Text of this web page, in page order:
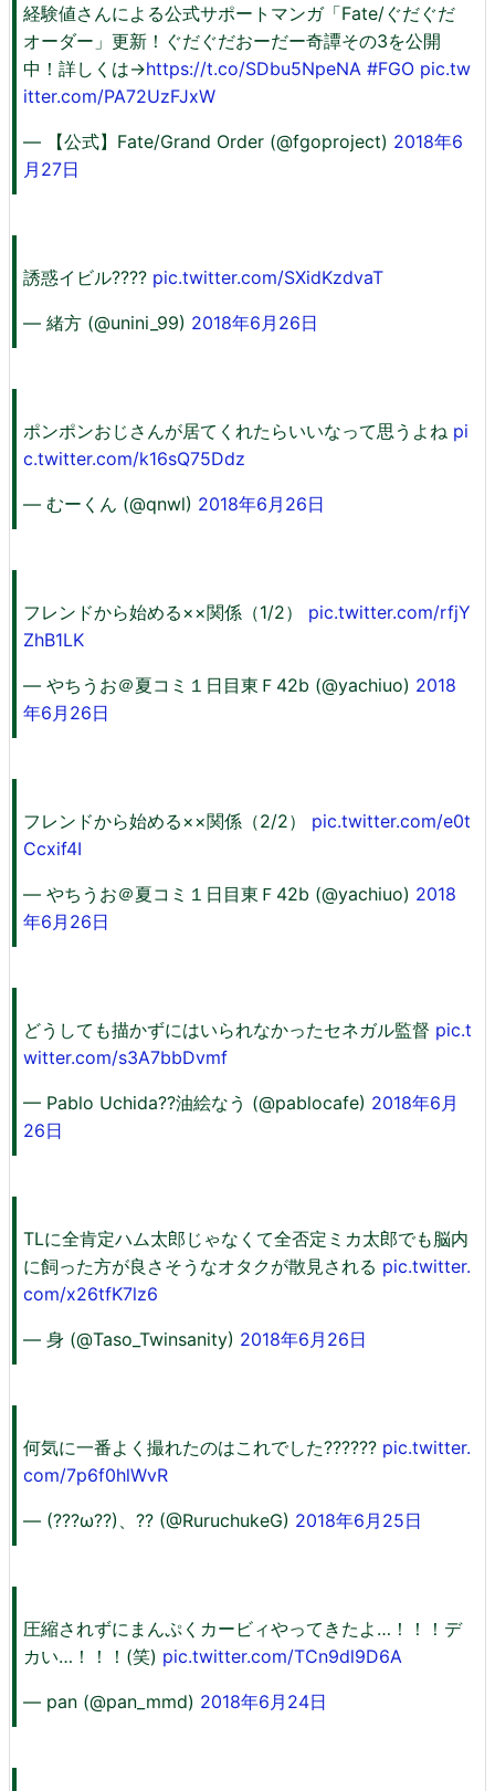
経験値さんによる公式サポートマンガ「Fate/ぐだぐだ
オーダー」更新！ぐだぐだおーだー奇譚その3を公開
中！詳しくは→https://t.co/SDbu5NpeNA #FGO pic.tw
itter.com/PA72UzFJxW
— 【公式】Fate/Grand Order (@fgoproject) 2018年6
月27日
誘惑イビル???? pic.twitter.com/SXidKzdvaT
— 緒方 (@unini_99) 2018年6月26日
ポンポンおじさんが居てくれたらいいなって思うよね pi
c.twitter.com/k16sQ75Ddz
— むーくん (@qnwl) 2018年6月26日
フレンドから始める××関係（1/2） pic.twitter.com/rfjY
ZhB1LK
— やちうお＠夏コミ１日目東Ｆ42b (@yachiuo) 2018
年6月26日
フレンドから始める××関係（2/2） pic.twitter.com/e0t
Ccxif4I
— やちうお＠夏コミ１日目東Ｆ42b (@yachiuo) 2018
年6月26日
どうしても描かずにはいられなかったセネガル監督 pic.t
witter.com/s3A7bbDvmf
— Pablo Uchida??油絵なう (@pablocafe) 2018年6月
26日
TLに全肯定ハム太郎じゃなくて全否定ミカ太郎でも脳内
に飼った方が良さそうなオタクが散見される pic.twitter.
com/x26tfK7lz6
— 身 (@Taso_Twinsanity) 2018年6月26日
何気に一番よく撮れたのはこれでした?????? pic.twitter.
com/7p6f0hlWvR
— (???ω??)、?? (@RuruchukeG) 2018年6月25日
圧縮されずにまんぷくカービィやってきたよ…！！！デ
カい…！！！(笑) pic.twitter.com/TCn9dl9D6A
— pan (@pan_mmd) 2018年6月24日